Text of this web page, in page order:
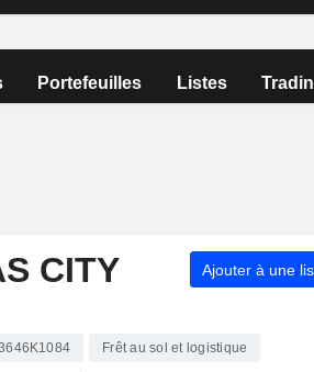
Portefeuilles Listes
CITY
Ajouter à une
Frêt au sol et logistique